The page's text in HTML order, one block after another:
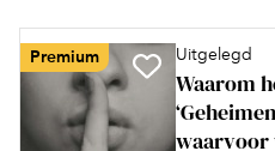
Premium Uitgelegd
Waarom
waarvoor